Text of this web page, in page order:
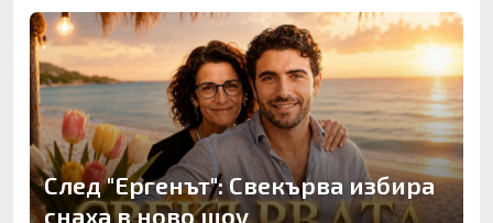
След "Ергенът": Свекърва избира
снаха в ново шоу